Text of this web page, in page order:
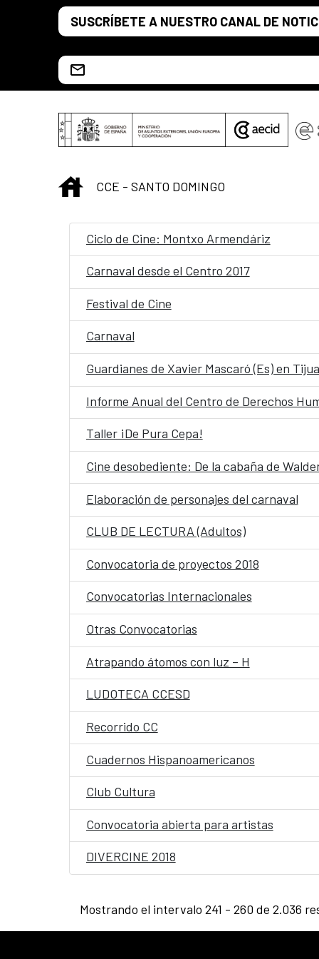
Saltar al contenido principal
SUSCRÍBETE A NUESTRO CANAL DE
INICIO
CCE - SANTO DOMINGO
Ciclo de Cine: Montxo Armendáriz
Carnaval desde el Centro 2017
Festival de Cine
Carnaval
Guardianes de Xavier Mascaró (Es) en
Informe Anual del Centro de Derechos
Taller ¡De Pura Cepa!
Cine desobediente: De la cabaña de
Elaboración de personajes del carnaval
CLUB DE LECTURA (Adultos)
Convocatoria de proyectos 2018
Convocatorias Internacionales
Otras Convocatorias
Atrapando átomos con luz – H
LUDOTECA CCESD
Recorrido CC
Cuadernos Hispanoamericanos
Club Cultura
Convocatoria abierta para artistas
DIVERCINE 2018
Mostrando el intervalo 241 - 260 de 2.036